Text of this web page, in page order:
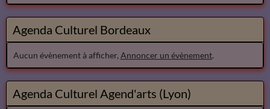
Agenda Culturel Bordeaux
Aucun évènement à afficher,Annoncer un évènement.
Agenda Culturel Agend'arts (Lyon)